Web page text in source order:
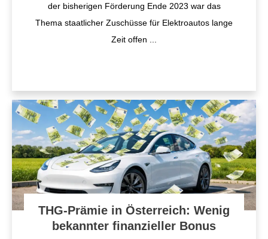
der bisherigen Förderung Ende 2023 war das
Thema staatlicher Zuschüsse für Elektroautos lange
Zeit offen
THG-Prämie in Österreich: Wenig
bekannter finanzieller Bonus